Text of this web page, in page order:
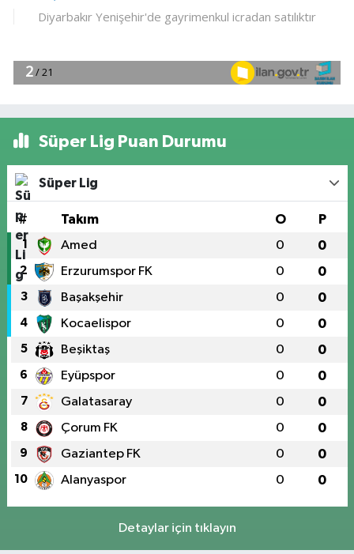
Süper Lig Puan Durumu
Süper Lig
# Takım O P
1 Amed 0 0
2 Erzurumspor FK 0 0
3 Başakşehir 0 0
4 Kocaelispor 0 0
5 Beşiktaş 0 0
6 Eyüpspor 0 0
7 Galatasaray 0 0
8 Çorum FK 0 0
9 Gaziantep FK 0 0
10 Alanyaspor 0 0
Detaylar için tıklayın